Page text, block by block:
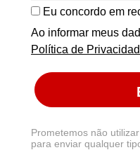
Eu concordo em
Ao informar meus
Política de
Prometemos não
para enviar qualquer